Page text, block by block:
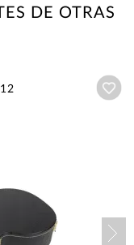
DE OTRAS